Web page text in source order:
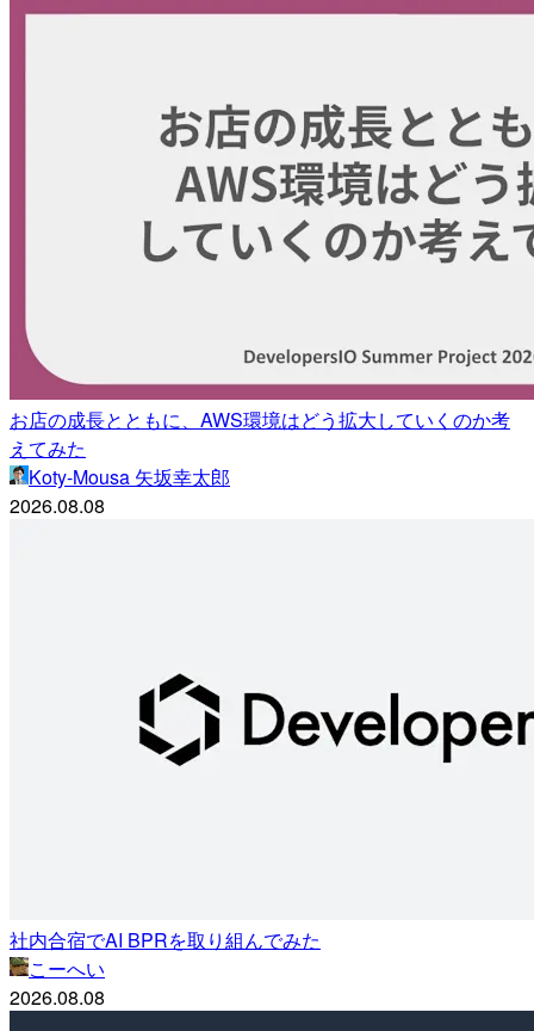
お店の成長とともに、AWS環境はどう拡大していくのか考
えてみた
Koty-Mousa 矢坂幸太郎
2026.08.08
社内合宿でAI BPRを取り組んでみた
こーへい
2026.08.08